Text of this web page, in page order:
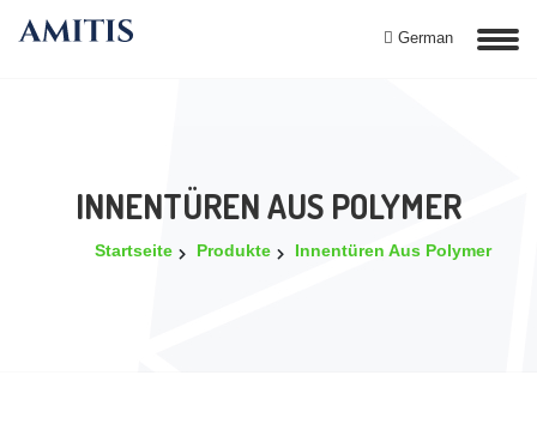
German
INNENTÜREN AUS POLYMER
Startseite Produkte Innentüren Aus Polymer